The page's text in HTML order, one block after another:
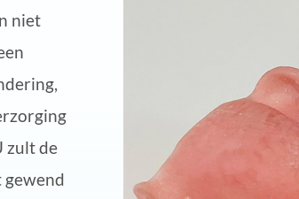
niet
zult de
gewend